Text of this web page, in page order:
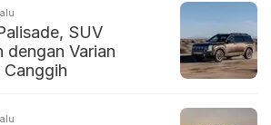
SUV
dengan Varian